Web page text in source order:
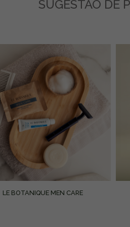
SUGESTÃO DE
LE BOTANIQUE MEN CARE